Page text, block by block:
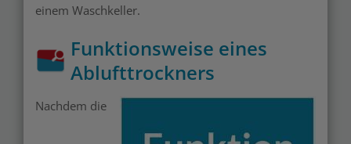
einem Waschkeller.
Funktionsweise eines
Ablufttrockners
Nachdem die